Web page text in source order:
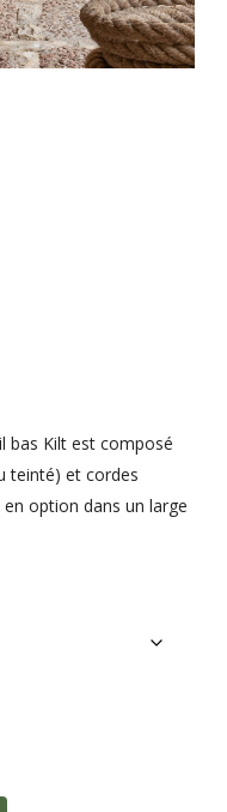
bas Kilt est composé
teinté) et cordes
option dans un large